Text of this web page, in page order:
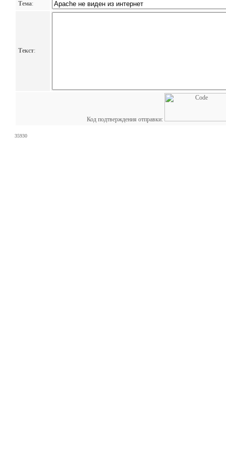
Тема:
Текст:
Код подтверждения отправки:
35930